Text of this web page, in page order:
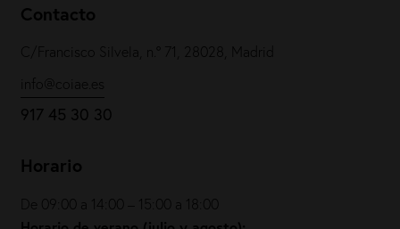
Contacto
C/Francisco Silvela, n.º 71, 28028, Madrid
info@coiae.es
917 45 30 30
Horario
De 09:00 a 14:00 – 15:00 a 18:00